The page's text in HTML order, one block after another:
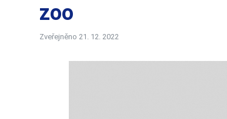
zoo
Zveřejněno 21. 12. 2022